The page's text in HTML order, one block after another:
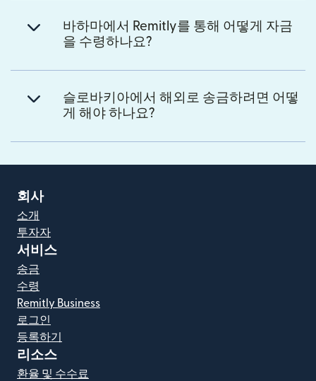
바하마에서 Remitly를 통해 어떻게 자금
을 수령하나요?
슬로바키아에서 해외로 송금하려면 어떻
게 해야 하나요?
회사
소개
투자자
서비스
송금
수령
Remitly Business
로그인
등록하기
리소스
환율 및 수수료